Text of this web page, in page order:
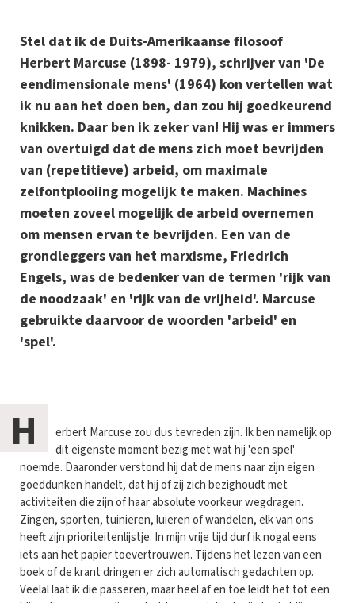
Stel dat ik de Duits-Amerikaanse filosoof
Herbert Marcuse (1898- 1979), schrijver van 'De
eendimensionale mens' (1964) kon vertellen wat
ik nu aan het doen ben, dan zou hij goedkeurend
knikken. Daar ben ik zeker van! Hij was er immers
van overtuigd dat de mens zich moet bevrijden
van (repetitieve) arbeid, om maximale
zelfontplooiing mogelijk te maken. Machines
moeten zoveel mogelijk de arbeid overnemen
om mensen ervan te bevrijden. Een van de
grondleggers van het marxisme, Friedrich
Engels, was de bedenker van de termen 'rijk van
de noodzaak' en 'rijk van de vrijheid'. Marcuse
gebruikte daarvoor de woorden 'arbeid' en
'spel'.
H
erbert Marcuse zou dus tevreden zijn. Ik ben namelijk op
dit eigenste moment bezig met wat hij 'een spel'
noemde. Daaronder verstond hij dat de mens naar zijn eigen
goeddunken handelt, dat hij of zij zich bezighoudt met
activiteiten die zijn of haar absolute voorkeur wegdragen.
Zingen, sporten, tuinieren, luieren of wandelen, elk van ons
heeft zijn prioriteitenlijstje. In mijn vrije tijd durf ik nogal eens
iets aan het papier toevertrouwen. Tijdens het lezen van een
boek of de krant dringen er zich automatisch gedachten op.
Veelal laat ik die passeren, maar heel af en toe leidt het tot een